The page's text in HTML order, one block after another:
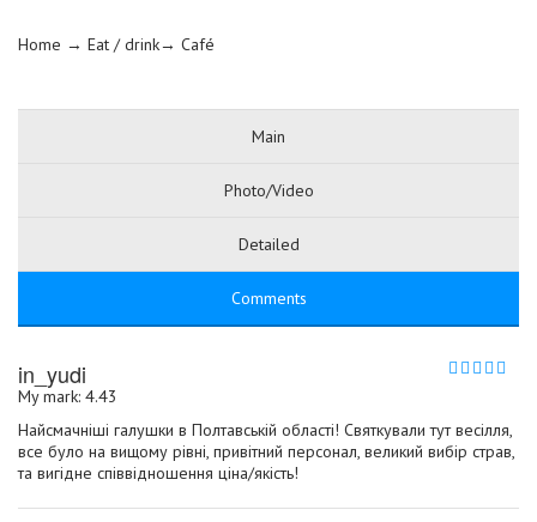
Home → Eat / drink→ Café
Main
Photo/Video
Detailed
Comments
in_yudi
My mark: 4.43
Найсмачніші галушки в Полтавській області! Святкували тут весілля,
все було на вищому рівні, привітний персонал, великий вибір страв,
та вигідне співвідношення ціна/якість!